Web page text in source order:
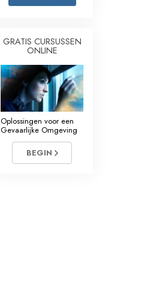
het Drugsprobleem
het Dagelijks Werk
Onderdrukking
van Organiseren
GRATIS CURSUSSEN
ONLINE
Oplossingen voor een
Gevaarlijke Omgeving
BEGIN